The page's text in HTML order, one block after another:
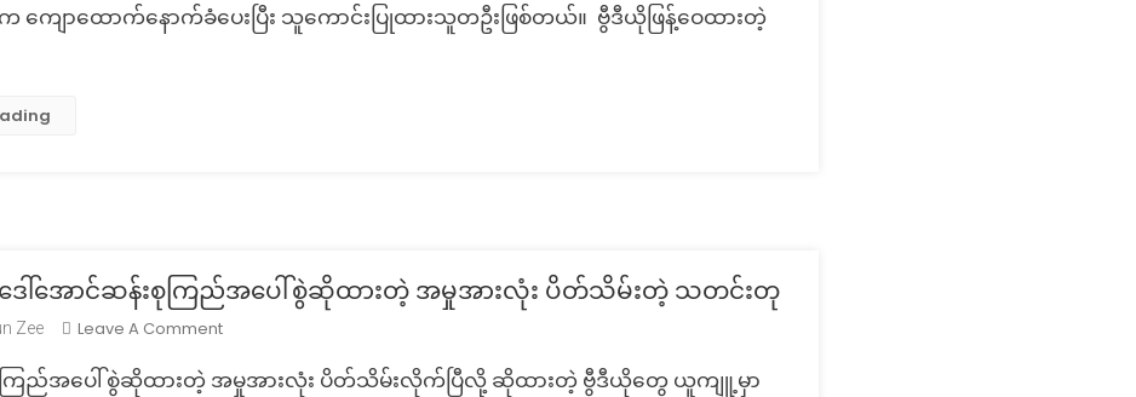
ကန်
ပ်က ကျောထောက်နောက်ခံပေးပြီး သူကောင်းပြုထားသူတဦးဖြစ်တယ်။ ဗွီဒီယိုဖြန့်ဝေထားတဲ့
ဒေါ်အောင်ဆန်းစုကြည်အပေါ်စွဲဆိုထားတဲ့ အမှုအားလုံး ပိတ်သိမ်းတဲ့ သတင်းတု
Zee Leave A CommentOn
Check:
ကြည်အပေါ်စွဲဆိုထားတဲ့ အမှုအားလုံး ပိတ်သိမ်းလိုက်ပြီလို့ ဆိုထားတဲ့ ဗွီဒီယိုတွေ ယူကျူ့မှာ